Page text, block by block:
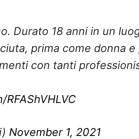
Durato 18 anni in un
prima come donna e
con tanti
November 1, 2021